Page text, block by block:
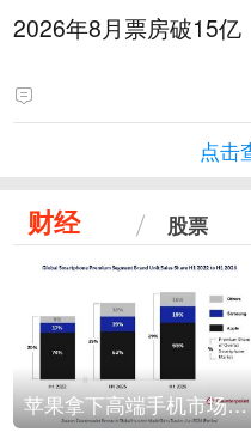
2026年8月票房破15亿
点击
财经 股票
苹果拿下高端手机市场65%的份额：iPhone 17系列功不可没